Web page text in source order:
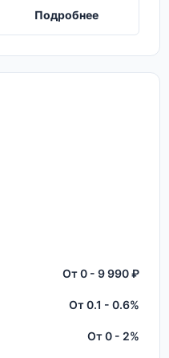
Подробнее
От 0 - 9 990 ₽
От 0.1 - 0.6%
От 0 - 2%